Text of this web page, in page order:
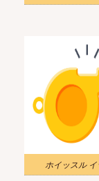
ホイッスル イ